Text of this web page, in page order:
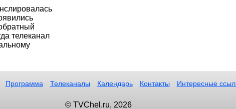
телеканал
Программа Телеканалы Календарь Контакты Интересные
© TVChel.ru, 2026